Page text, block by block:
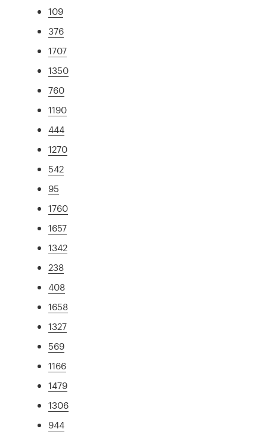
109
376
1707
1350
760
1190
444
1270
542
95
1760
1657
1342
238
408
1658
1327
569
1166
1479
1306
944